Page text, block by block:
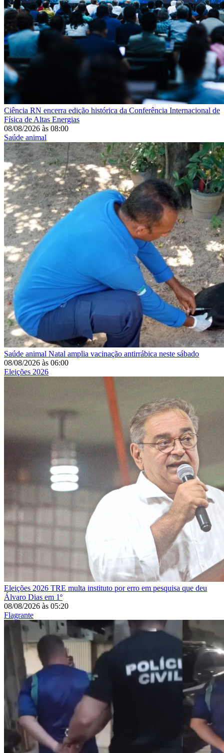
Ciência RN encerra edição histórica da Conferência Internacional de
Física de Altas Energias
08/08/2026 às 08:00
Saúde animal
Saúde animal Natal amplia vacinação antirrábica neste sábado
08/08/2026 às 06:00
Eleições 2026
Eleições 2026 TRE multa instituto por erro em pesquisa que deu
Álvaro Dias em 1º
08/08/2026 às 05:20
Flagrante